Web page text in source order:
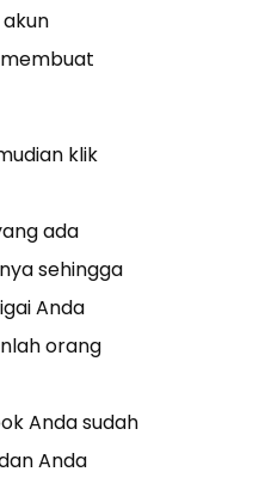
klik
ada
sehingga
Anda
orang
Anda sudah
Anda